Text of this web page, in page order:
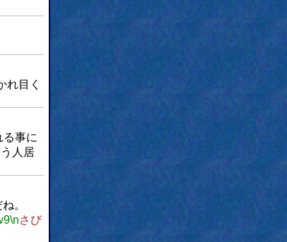
れ目く
事に
人居
。
\nさび